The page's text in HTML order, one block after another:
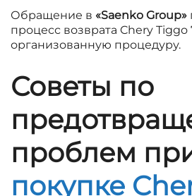
Обращение в «Saenko Group»
процесс возврата Chery Tiggo
организованную процедуру.
Советы по
проблем
покупке